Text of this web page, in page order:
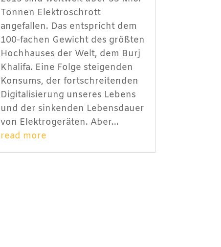
Tonnen Elektroschrott
angefallen. Das entspricht dem
100-fachen Gewicht des größten
Hochhauses der Welt, dem Burj
Khalifa. Eine Folge steigenden
Konsums, der fortschreitenden
Digitalisierung unseres Lebens
und der sinkenden Lebensdauer
von Elektrogeräten. Aber...
read more